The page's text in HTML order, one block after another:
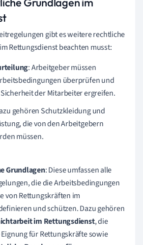
gibt es weitere rechtliche
Rettungsdienst beachten musst:
: Arbeitgeber müssen
überprüfen und
der Mitarbeiter ergreifen.
gehören Schutzkleidung und
die von den Arbeitgebern
müssen.
Grundlagen: Diese umfassen alle
die die Arbeitsbedingungen
von Rettungskräften im
und schützen. Dazu gehören
im Rettungsdienst, die
für Rettungskräfte sowie